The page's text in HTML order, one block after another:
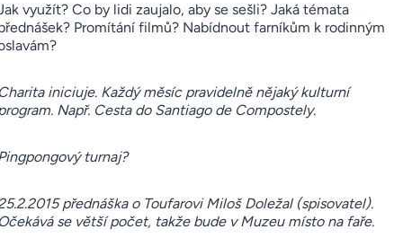
využít? Co by lidi zaujalo, aby se sešli? Jaká témata
Promítání filmů? Nabídnout farníkům k rodinným
iniciuje. Každý měsíc pravidelně nějaký kulturní
Např. Cesta do Santiago de Compostely.
turnaj?
přednáška o Toufarovi Miloš Doležal (spisovatel).
se větší počet, takže bude v Muzeu místo na faře.